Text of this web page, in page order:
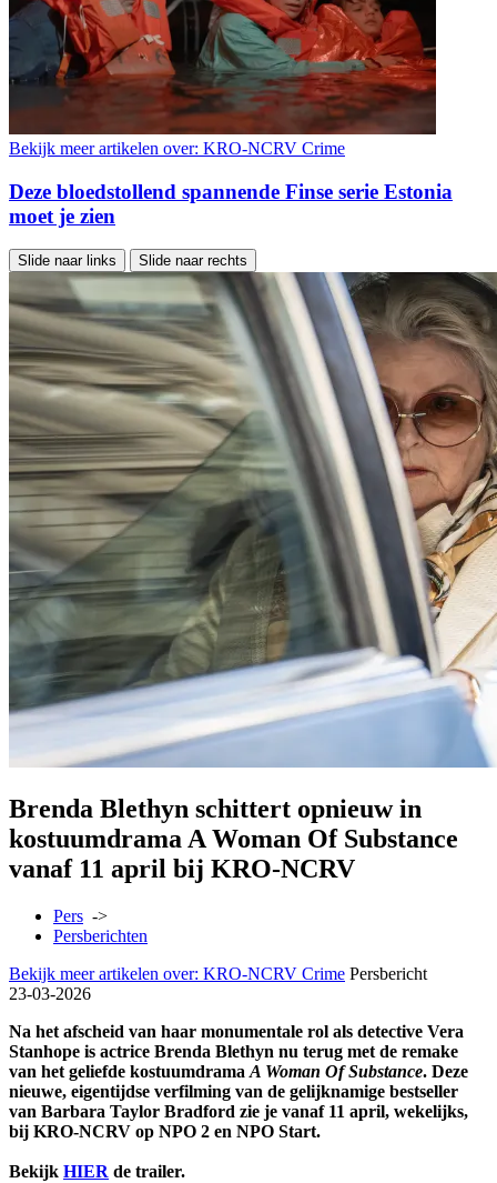
Bekijk meer artikelen over: KRO-NCRV Crime
Deze bloedstollend spannende Finse serie Estonia
moet je zien
Slide naar links Slide naar rechts
Brenda Blethyn schittert opnieuw in
kostuumdrama A Woman Of Substance
vanaf 11 april bij KRO-NCRV
Pers ->
Persberichten
Bekijk meer artikelen over: KRO-NCRV Crime Persbericht
23-03-2026
Na het afscheid van haar monumentale rol als detective Vera
Stanhope is actrice Brenda Blethyn nu terug met de remake
van het geliefde kostuumdrama A Woman Of Substance. Deze
nieuwe, eigentijdse verfilming van de gelijknamige bestseller
van Barbara Taylor Bradford zie je vanaf 11 april, wekelijks,
bij KRO-NCRV op NPO 2 en NPO Start.
Bekijk HIER de trailer.